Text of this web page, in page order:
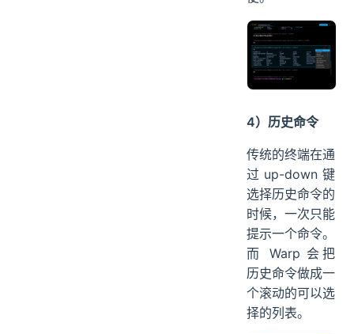
4）历史命令
传统的终端在通
过 up-down 键
选择历史命令的
时候，一次只能
提示一个命令。
而 Warp 会把
历史命令做成一
个滚动的可以选
择的列表。